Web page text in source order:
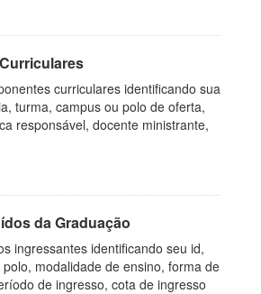
curriculares identificando sua
turma, campus ou polo de oferta,
responsável, docente ministrante,
da Graduação
ingressantes identificando seu id,
modalidade de ensino, forma de
de ingresso, cota de ingresso